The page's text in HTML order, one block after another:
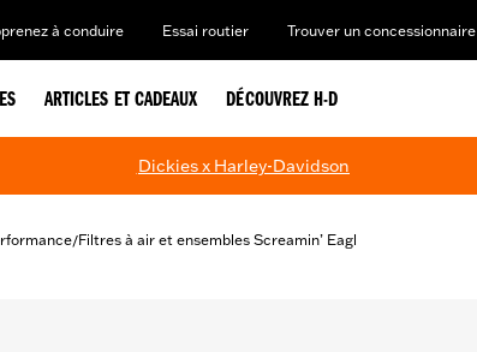
à conduire Essai routier Trouver un concessionnaire
ARTICLES ET CADEAUX DÉCOUVREZ H-D
Dickies x Harley-Davidson
/Filtres à air et ensembles Screamin’ Eagl